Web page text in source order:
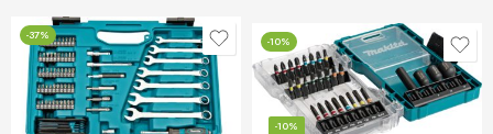
-37% -10%
-10%